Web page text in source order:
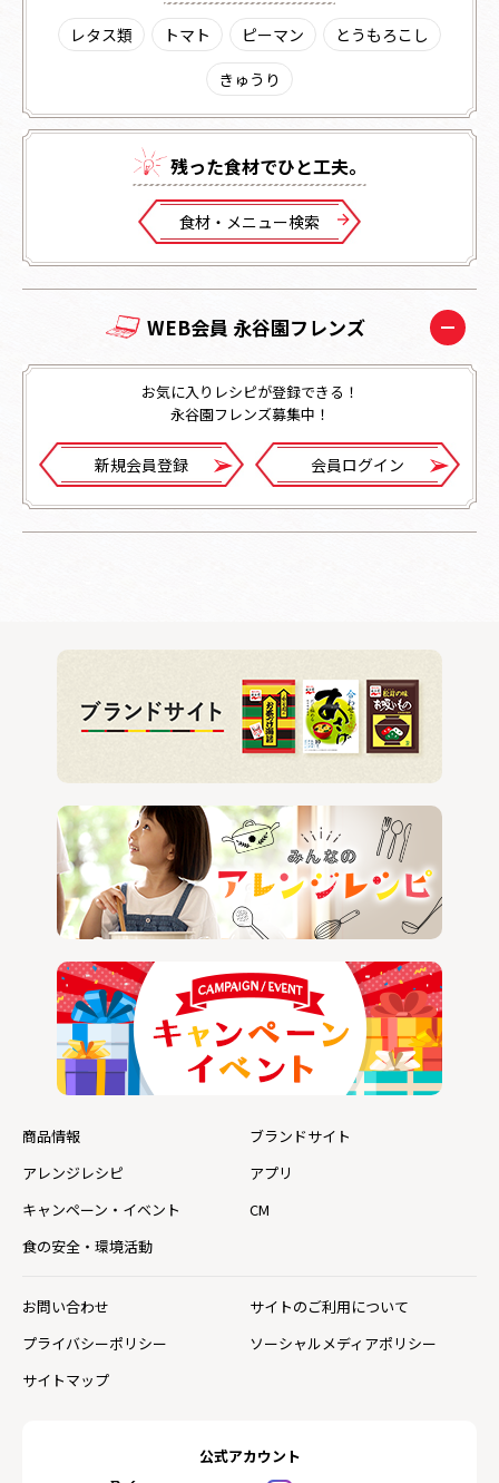
レタス類 トマト ピーマン
とうもろこし
きゅうり
残った⾷材でひと⼯夫。
⾷材・メニュー検索
WEB会員 永谷園フレンズ
お気に入りレシピが登録できる！
永谷園フレンズ募集中！
新規会員登録 会員ログイン
公式アカウント
商品情報
ブランドサイト
アレンジレシピ
アプリ
キャンペーン・イベント
CM
食の安全・環境活動
お問い合わせ
サイトのご利用について
プライバシーポリシー
ソーシャルメディアポリシー
サイトマップ